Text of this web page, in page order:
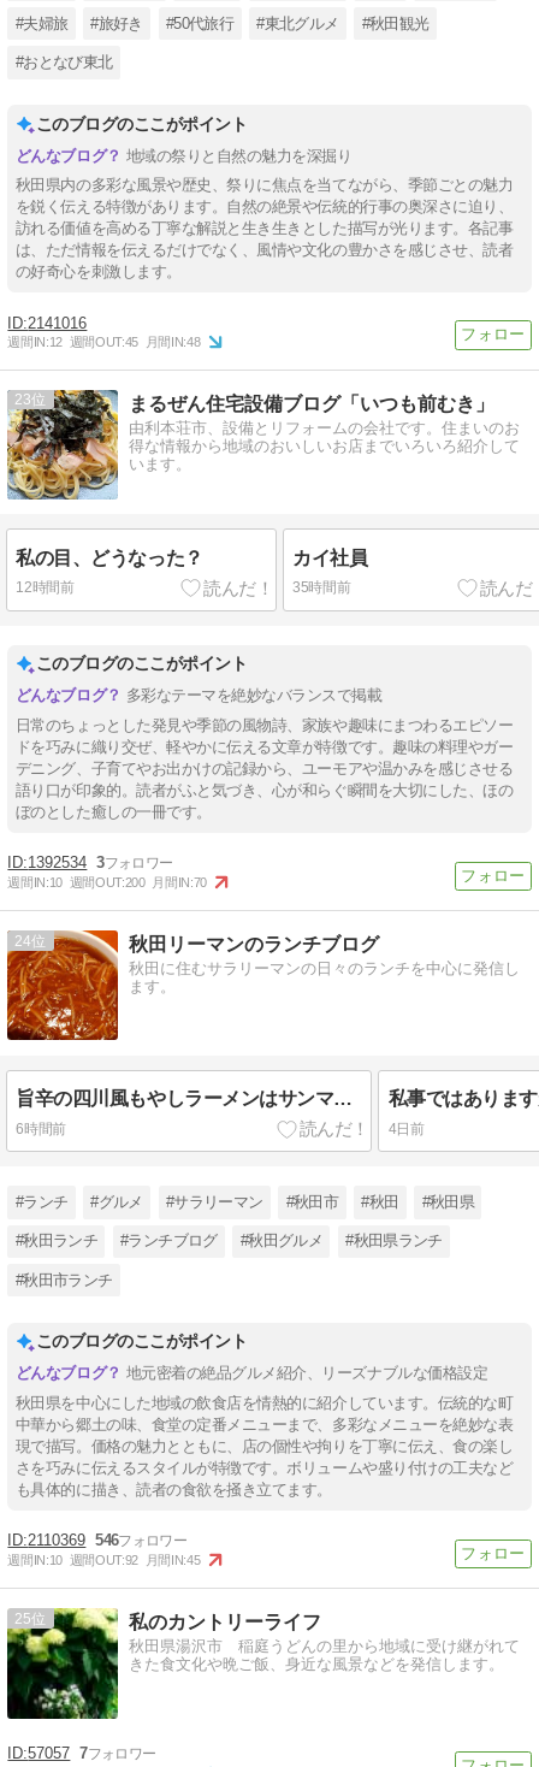
#夫婦旅 #旅好き #50代旅行 #東北グルメ #秋田観光
#おとなび東北
このブログのここがポイント
地域の祭りと自然の魅力を深掘り
秋田県内の多彩な風景や歴史、祭りに焦点を当てながら、季節ごとの魅力
を鋭く伝える特徴があります。自然の絶景や伝統的行事の奥深さに迫り、
訪れる価値を高める丁寧な解説と生き生きとした描写が光ります。各記事
は、ただ情報を伝えるだけでなく、風情や文化の豊かさを感じさせ、読者
の好奇心を刺激します。
2141016
週間IN:12 週間OUT:45 月間IN:48
23 まるぜん住宅設備ブログ「いつも前むき」
由利本荘市、設備とリフォームの会社です。住まいのお
得な情報から地域のおいしいお店までいろいろ紹介して
います。
私の目、どうなった？
12時間前
カイ社員
35時間前
このブログのここがポイント
多彩なテーマを絶妙なバランスで掲載
日常のちょっとした発見や季節の風物詩、家族や趣味にまつわるエピソー
ドを巧みに織り交ぜ、軽やかに伝える文章が特徴です。趣味の料理やガー
デニング、子育てやお出かけの記録から、ユーモアや温かみを感じさせる
語り口が印象的。読者がふと気づき、心が和らぐ瞬間を大切にした、ほの
ぼのとした癒しの一冊です。
1392534 3
週間IN:10 週間OUT:200 月間IN:70
24 秋田リーマンのランチブログ
秋田に住むサラリーマンの日々のランチを中心に発信し
ます。
旨辛の四川風もやしラーメンはサンマーメンの進化系
6時間前 4日前
#ランチ #グルメ #サラリーマン #秋田市 #秋田 #秋田県
#秋田ランチ #ランチブログ #秋田グルメ #秋田県ランチ
#秋田市ランチ
このブログのここがポイント
地元密着の絶品グルメ紹介、リーズナブルな価格設定
秋田県を中心にした地域の飲食店を情熱的に紹介しています。伝統的な町
中華から郷土の味、食堂の定番メニューまで、多彩なメニューを絶妙な表
現で描写。価格の魅力とともに、店の個性や拘りを丁寧に伝え、食の楽し
さを巧みに伝えるスタイルが特徴です。ボリュームや盛り付けの工夫など
も具体的に描き、読者の食欲を掻き立てます。
2110369 546
週間IN:10 週間OUT:92 月間IN:45
25 私のカントリーライフ
秋田県湯沢市 稲庭うどんの里から地域に受け継がれて
きた食文化や晩ご飯、身近な風景などを発信します。
57057 7